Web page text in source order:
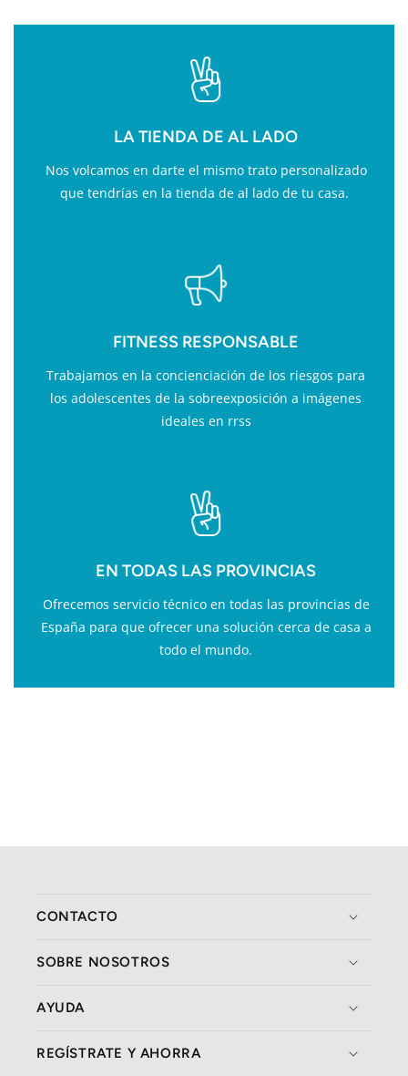
LA TIENDA DE AL LADO
Nos volcamos en darte el mismo trato personalizado
que tendrías en la tienda de al lado de tu casa.
FITNESS RESPONSABLE
Trabajamos en la concienciación de los riesgos para
los adolescentes de la sobreexposición a imágenes
ideales en rrss
EN TODAS LAS PROVINCIAS
Ofrecemos servicio técnico en todas las provincias de
España para que ofrecer una solución cerca de casa a
todo el mundo.
CONTACTO
SOBRE NOSOTROS
AYUDA
REGÍSTRATE Y AHORRA